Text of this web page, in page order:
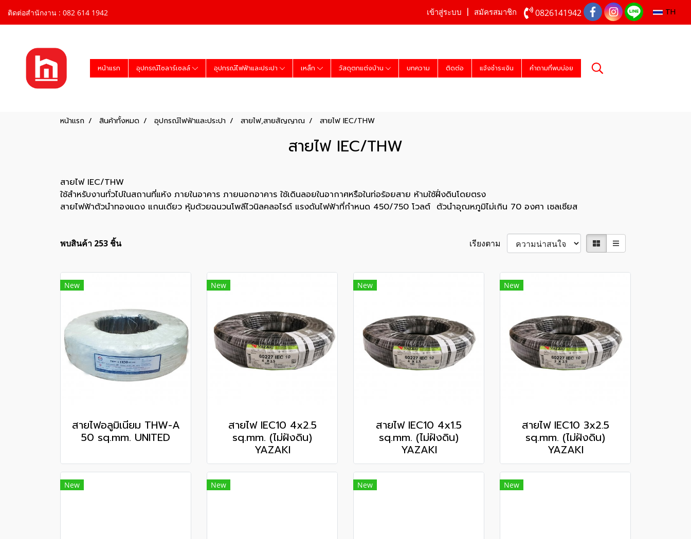
ติดต่อสำนักงาน : 082 614 1942 เข้าสู่ระบบ สมัครสมาชิก 0826141942 TH
หน้าแรก อุปกรณ์โซลาร์เซลล์ อุปกรณ์ไฟฟ้าและประปา เหล็ก วัสดุตกแต่งบ้าน บทความ ติดต่อ แจ้งชำระเงิน คำถามที่พบบ่อย
หน้าแรก สินค้าทั้งหมด อุปกรณ์ไฟฟ้าและประปา สายไฟ,สายสัญญาณ สายไฟ IEC/THW
สายไฟ IEC/THW
สายไฟ IEC/THW
ใช้สำหรับงานทั่วไปในสถานที่แห้ง ภายในอาคาร ภายนอกอาคาร ใช้เดินลอยในอากาศหรือในท่อร้อยสาย ห้ามใช้ฝั่งดินโดยตรง
สายไฟฟ้าตัวนำทองแดง แกนเดียว หุ้มด้วยฉนวนโพลีไวนิลคลอไรด์ แรงดันไฟฟ้าที่กำหนด 450/750 โวลต์ ตัวนำอุณหภูมิไม่เกิน 70 องศา เซลเซียส
พบสินค้า 253 ชิ้น เรียงตาม
New
สายไฟอลูมิเนียม THW-A
50 sq.mm. UNITED
New
สายไฟ IEC10 4x2.5
sq.mm. (ไม่ฝังดิน)
YAZAKI
New
สายไฟ IEC10 4x1.5
sq.mm. (ไม่ฝังดิน)
YAZAKI
New
สายไฟ IEC10 3x2.5
sq.mm. (ไม่ฝังดิน)
YAZAKI
New New New New